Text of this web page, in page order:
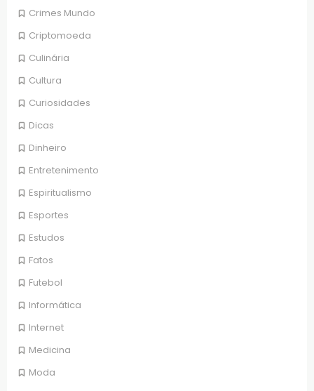
Crimes Mundo
Criptomoeda
Culinária
Cultura
Curiosidades
Dicas
Dinheiro
Entretenimento
Espiritualismo
Esportes
Estudos
Fatos
Futebol
Informática
Internet
Medicina
Moda